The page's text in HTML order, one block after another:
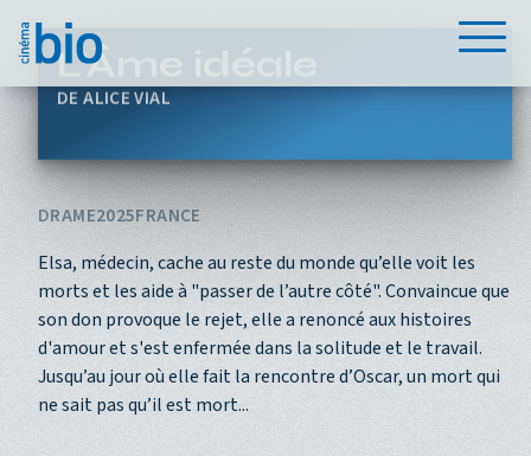
L'Âme idéale
ALICE VIAL
DRAME2025FRANCE
Elsa, médecin, cache au reste du monde qu’elle voit les
morts et les aide à "passer de l’autre côté". Convaincue que
son don provoque le rejet, elle a renoncé aux histoires
d'amour et s'est enfermée dans la solitude et le travail.
Jusqu’au jour où elle fait la rencontre d’Oscar, un mort qui
ne sait pas qu’il est mort...